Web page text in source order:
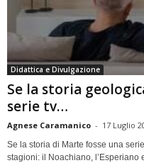
Didattica e Divulgazione
Se la storia
serie tv…
Agnese Caramanico - 17 Luglio
Se la storia di Marte fosse una
stagioni: il Noachiano, l’Esperiano